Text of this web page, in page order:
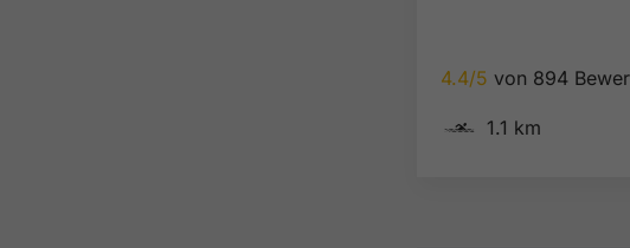
4.4/5 von 894
🅐 1.1 km